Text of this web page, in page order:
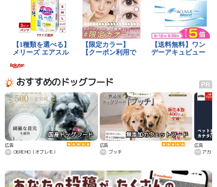
おすすめのドッグフード
国産ドッグフード
広告
OBREMO（オブレモ）
無添加のウェットフード
広告
ブッチ
カ
広告
アカ